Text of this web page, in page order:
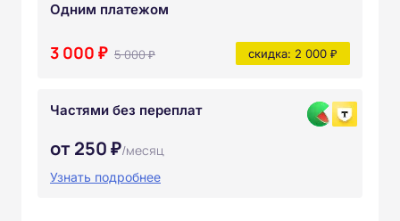
Одним платежом
3 000 ₽ 5 000 ₽ скидка: 2 000 ₽
Частями без переплат
от 250 ₽/месяц
Узнать подробнее